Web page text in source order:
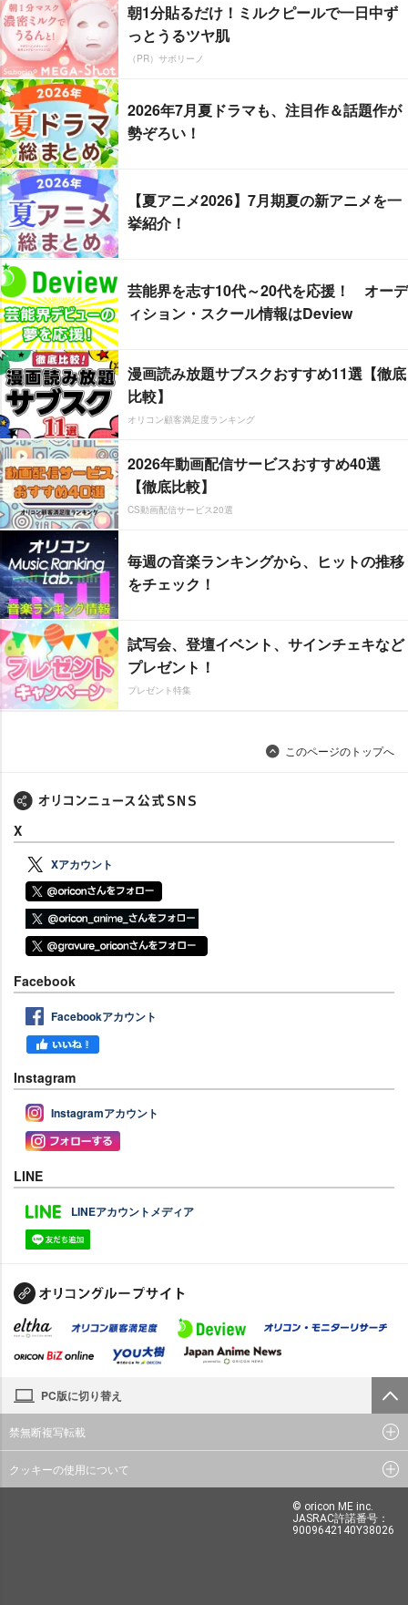
朝1分貼るだけ！ミルクピールで一日中ず
っとうるツヤ肌
（PR）サボリーノ
2026年7月夏ドラマも、注目作＆話題作が
勢ぞろい！
【夏アニメ2026】7月期夏の新アニメを一
挙紹介！
芸能界を志す10代～20代を応援！ オーデ
ィション・スクール情報はDeview
漫画読み放題サブスクおすすめ11選【徹底
比較】
オリコン顧客満足度ランキング
2026年動画配信サービスおすすめ40選
【徹底比較】
CS動画配信サービス20選
毎週の音楽ランキングから、ヒットの推移
をチェック！
試写会、登壇イベント、サインチェキなど
プレゼント！
プレゼント特集
このページのトップへ
X
Xアカウント
Facebook
Facebookアカウント
Instagram
Instagramアカウント
LINE
LINEアカウントメディア
PC版に切り替え
禁無断複写転載
クッキーの使用について
© oricon ME inc.
JASRAC許諾番号：
9009642140Y38026